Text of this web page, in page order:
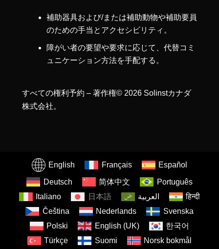
補助器具および/または補助動物や補助要員
のための手当とアクセシビリティ。
障がい者の要望や要求に応じて、代替コミ
ュニケーション方法を手配する。
すべての権利予約 – 著作権© 2026 Solinstカナダ
株式会社。
English Français Español
Deutsch 简体中文
Português
Italiano
日本語 العربية
हिन्दी
Čeština
Nederlands
Svenska
Polski
English (UK)
한국어
Türkçe
Suomi Norsk bokmål